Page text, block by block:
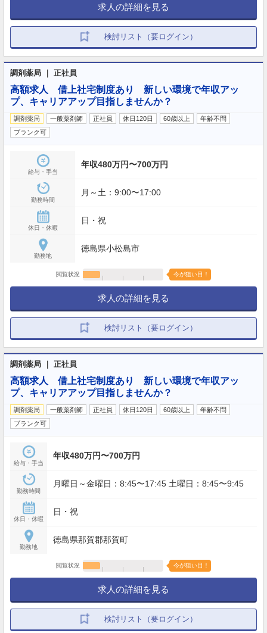
求人の詳細を見る
検討リスト（要ログイン）
調剤薬局 ｜ 正社員
高額求人 借上社宅制度あり 新しい環境で年収アッ
プ、キャリアアップ目指しませんか？
調剤薬局 一般薬剤師 正社員 休日120日 60歳以上
年齢不問
ブランク可
給与・手当
年収480万円〜700万円
勤務時間
月～土：9:00〜17:00
休日・休暇
日・祝
勤務地
徳島県小松島市
閲覧状況 今が狙い目！
求人の詳細を見る
検討リスト（要ログイン）
調剤薬局 ｜ 正社員
高額求人 借上社宅制度あり 新しい環境で年収アッ
プ、キャリアアップ目指しませんか？
調剤薬局 一般薬剤師 正社員 休日120日 60歳以上
年齢不問
ブランク可
給与・手当
年収480万円〜700万円
勤務時間
月曜日～金曜日：8:45〜17:45 土曜日：8:45〜9:45
休日・休暇
日・祝
勤務地
徳島県那賀郡那賀町
閲覧状況 今が狙い目！
求人の詳細を見る
検討リスト（要ログイン）